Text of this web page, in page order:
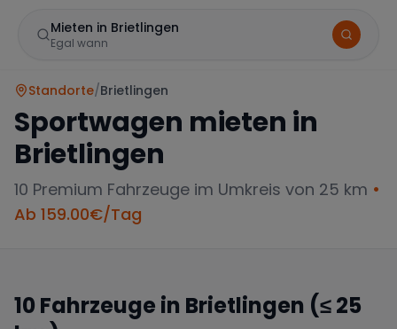
Mieten in Brietlingen
Egal wann
Standorte/Brietlingen
Sportwagen mieten in
Brietlingen
10 Premium Fahrzeuge im Umkreis von 25 km •
Ab 159.00€/Tag
10 Fahrzeuge in Brietlingen (≤ 25